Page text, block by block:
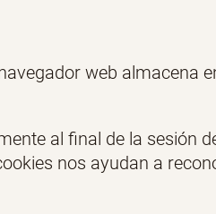
web almacena
al final de la sesión
nos ayudan a